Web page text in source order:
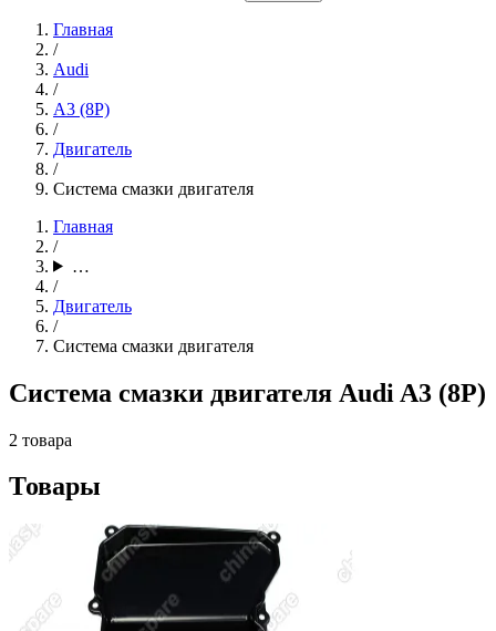
Главная
/
Audi
/
A3 (8P)
/
Двигатель
/
Система смазки двигателя
Главная
/
…
/
Двигатель
/
Система смазки двигателя
Система смазки двигателя Audi A3 (8P)
2 товара
Товары